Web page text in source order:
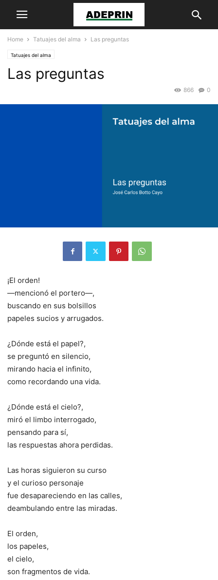
Home Tatuajes del alma Las preguntas
Tatuajes del alma
Las preguntas
0
866
¡El orden!
—mencionó el portero—,
buscando en sus bolsillos
papeles sucios y arrugados.
¿Dónde está el papel?,
se preguntó en silencio,
mirando hacia el infinito,
como recordando una vida.
¿Dónde está el cielo?,
miró el limbo interrogado,
pensando para sí,
las respuestas ahora perdidas.
Las horas siguieron su curso
y el curioso personaje
fue desapareciendo en las calles,
deambulando entre las miradas.
El orden,
los papeles,
el cielo,
son fragmentos de vida.